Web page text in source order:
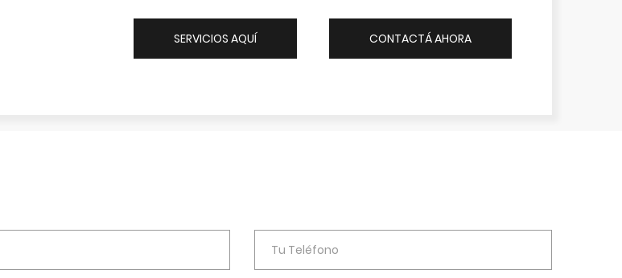
SERVICIOS AQUÍ CONTACTÁ AHORA